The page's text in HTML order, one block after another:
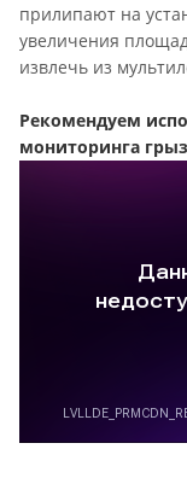
прилипают на
увеличения
извлечь из
Рекомендуем
мониторинга